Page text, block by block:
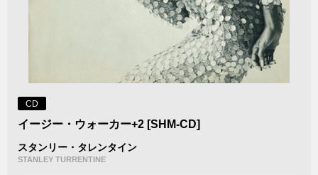
CD
イージー・ウォーカー+2 [SHM-CD]
スタンリー・タレンタイン
STANLEY TURRENTINE